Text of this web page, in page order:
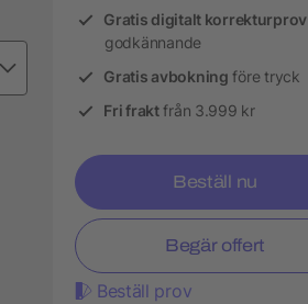
Gratis digitalt korrekturprov
godkännande
Gratis avbokning före tryck
Fri fraktfrån 3.999 kr
Beställ nu
Begär offert
Beställ prov